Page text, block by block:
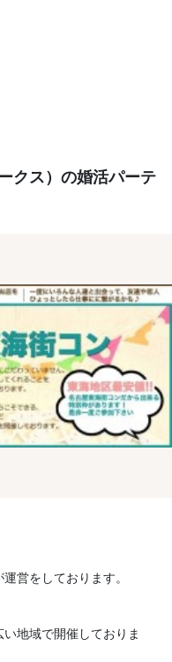
クス）の婚活パーテ
営をしております。
地域で開催しておりま